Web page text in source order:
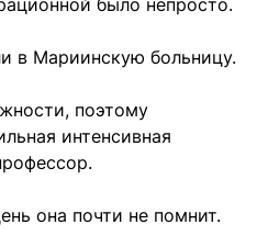
в Мариинскую больницу.
поэтому
интенсивная
она почти не помнит.